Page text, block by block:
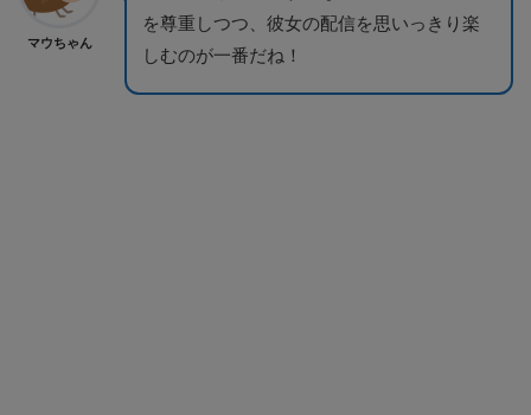
マウちゃん
を尊重しつつ、彼女の配信を思いっきり楽
しむのが一番だね！